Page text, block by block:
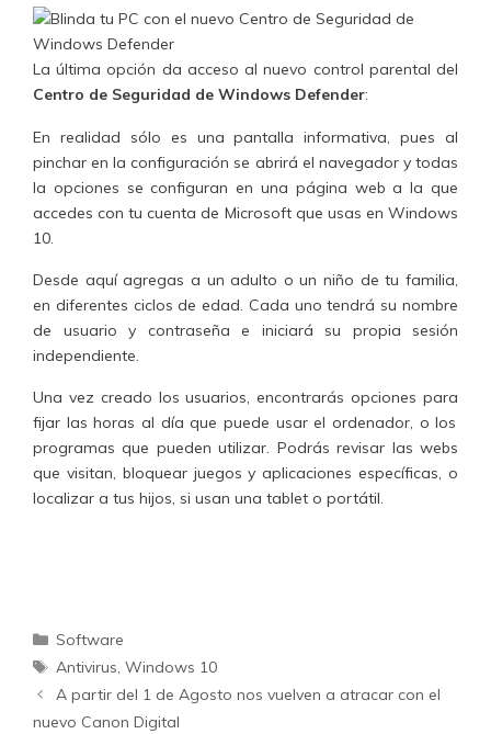
La última opción da acceso al nuevo control parentaldel
Centro de Seguridad de Windows Defender:
En realidad sólo es una pantalla informativa, pues al
pinchar en la configuración se abrirá el navegador y todas
la opciones se configuran en una página web a la que
accedes con tu cuenta de Microsoft que usas en Windows
10.
Desde aquíagregas a un adulto o un niño de tu familia,
en diferentes ciclos de edad. Cada uno tendrá su nombre
de usuario y contraseña e iniciará su propia sesión
independiente.
Una vez creado los usuarios, encontrarás opciones para
fijar las horas al día que puede usar el ordenador, o los
programas que pueden utilizar. Podrás revisar las webs
que visitan, bloquear juegos y aplicaciones específicas, o
localizar a tus hijos, si usan una tablet o portátil.
Categorías
Software
Etiquetas
Antivirus,Windows 10
A partir del 1 de Agosto nos vuelven a atracar con el
nuevo Canon Digital